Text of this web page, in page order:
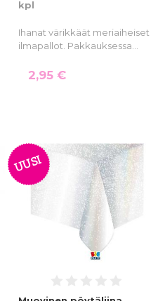
kpl
Ihanat värikkäät meriaiheiset
ilmapallot. Pakkauksessa…
2,95 €
UUSI